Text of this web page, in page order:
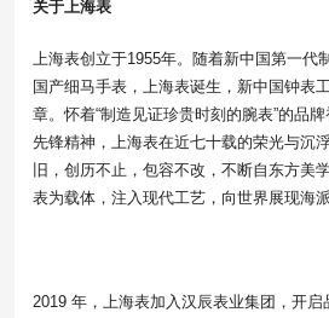
关于上海表
上海表创立于1955年。随着新中国第一代
国产细马手表，上海表诞生，新中国钟表
章。怀着“制造见证珍贵时刻的腕表”的品
先锋精神，上海表在近七十载的荣光与沉
旧，创历不止，包容不改，不断自东方美
表为载体，注入现代工艺，向世界展现海派
2019 年，上海表加入汉辰表业集团，开启